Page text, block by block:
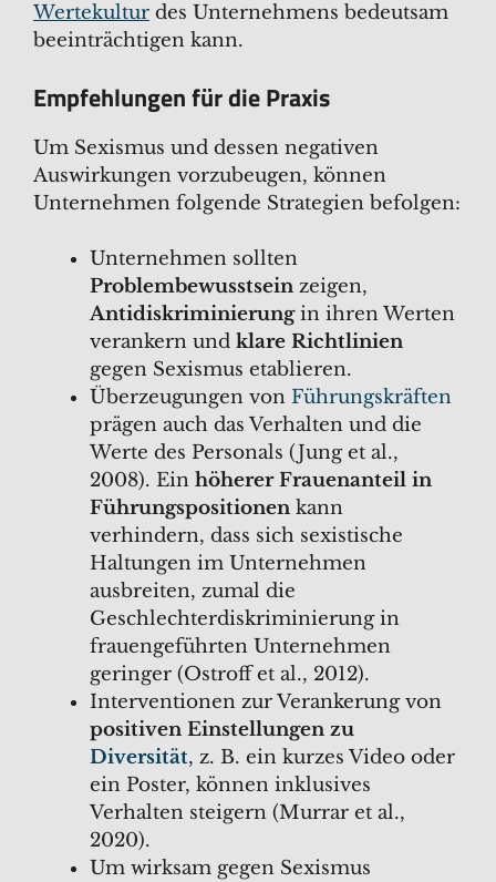
Wertekultur des Unternehmens bedeutsam
beeinträchtigen kann.
Empfehlungen für die Praxis
Um Sexismus und dessen negativen
Auswirkungen vorzubeugen, können
Unternehmen folgende Strategien befolgen:
Unternehmen sollten
Problembewusstsein zeigen,
Antidiskriminierungin ihren Werten
verankern und klare Richtlinien
gegen Sexismus etablieren.
Überzeugungen von Führungskräften
prägen auch das Verhalten und die
Werte des Personals (Jung et al.,
2008). Ein höherer Frauenanteil in
Führungspositionen kann
verhindern, dass sich sexistische
Haltungen im Unternehmen
ausbreiten, zumal die
Geschlechterdiskriminierung in
frauengeführten Unternehmen
geringer (Ostroff et al., 2012).
Interventionen zur Verankerung von
positiven Einstellungen zu
Diversität, z. B. ein kurzes Video oder
ein Poster, können inklusives
Verhalten steigern (Murrar et al.,
2020).
Um wirksam gegen Sexismus